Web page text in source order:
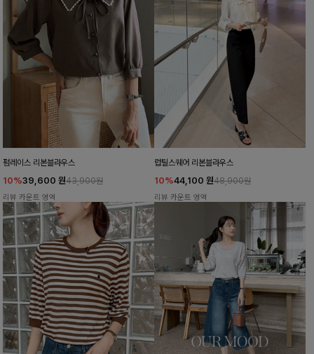
펌레이스 리본블라우스
10%39,600 원43,900원
리뷰 카운트 영역
럽틸스퀘어 리본블라우스
10%44,100 원48,900원
리뷰 카운트 영역